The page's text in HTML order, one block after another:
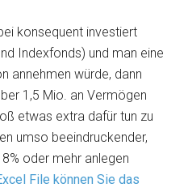
konsequent investiert
Indexfonds) und man eine
annehmen würde, dann
1,5 Mio. an Vermögen
etwas extra dafür tun zu
umso beeindruckender,
oder mehr anlegen
File können Sie das